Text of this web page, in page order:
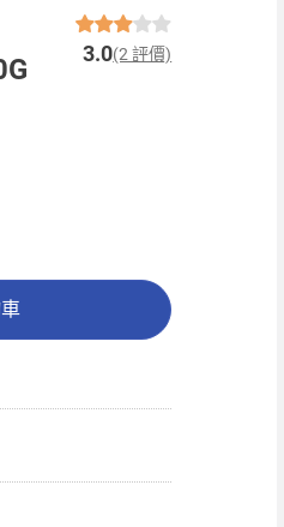
3.0(2 評價)